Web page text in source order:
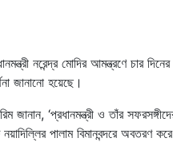
নরেন্দ্র মোদির আমন্ত্রণে চার
জানানো হয়েছে।
জানান, ‘প্রধানমন্ত্রী ও তাঁর
পালাম বিমানবন্দরে অবতরণ